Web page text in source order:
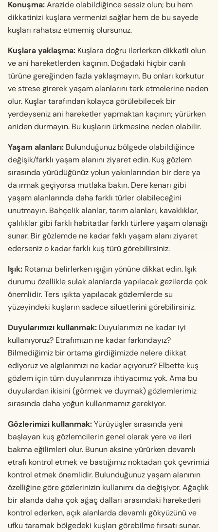
Konuşma:Arazide olabildiğince sessiz olun; bu hem
dikkatinizi kuşlara vermenizi sağlar hem de bu sayede
kuşları rahatsız etmemiş olursunuz.
Kuşlara yaklaşma: Kuşlara doğru ilerlerken dikkatli olun
ve ani hareketlerden kaçının. Doğadaki hiçbir canlı
türüne gereğinden fazla yaklaşmayın. Bu onları korkutur
ve strese girerek yaşam alanlarını terk etmelerine neden
olur. Kuşlar tarafından kolayca görülebilecek bir
yerdeyseniz ani hareketler yapmaktan kaçının; yürürken
aniden durmayın. Bu kuşların ürkmesine neden olabilir.
Yaşam alanları: Bulunduğunuz bölgede olabildiğince
değişik/farklı yaşam alanını ziyaret edin. Kuş gözlem
sırasında yürüdüğünüz yolun yakınlarından bir dere ya
da ırmak geçiyorsa mutlaka bakın. Dere kenarı gibi
yaşam alanlarında daha farklı türler olabileceğini
unutmayın. Bahçelik alanlar, tarım alanları, kavaklıklar,
çalılıklar gibi farklı habitatlar farklı türlere yaşam olanağı
sunar. Bir gözlemde ne kadar faklı yaşam alanı ziyaret
ederseniz o kadar farklı kuş türü görebilirsiniz.
Işık: Rotanızı belirlerken ışığın yönüne dikkat edin. Işık
durumu özellikle sulak alanlarda yapılacak gezilerde çok
önemlidir. Ters ışıkta yapılacak gözlemlerde su
yüzeyindeki kuşların sadece siluetlerini görebilirsiniz.
Duyularımızı kullanmak: Duyularımızı ne kadar iyi
kullanıyoruz? Etrafımızın ne kadar farkındayız?
Bilmediğimiz bir ortama girdiğimizde nelere dikkat
ediyoruz ve algılarımızı ne kadar açıyoruz? Elbette kuş
gözlem için tüm duyularımıza ihtiyacımız yok. Ama bu
duyulardan ikisini (görmek ve duymak) gözlemlerimiz
sırasında daha yoğun kullanmamız gerekiyor.
Gözlerimizi kullanmak:Yürüyüşler sırasında yeni
başlayan kuş gözlemcilerin genel olarak yere ve ileri
bakma eğilimleri olur. Bunun aksine yürürken devamlı
etrafı kontrol etmek ve bastığımız noktadan çok çevrimizi
kontrol etmek önemlidir. Bulunduğunuz yaşam alanının
özelliğine göre gözlerinizin kullanımı da değişiyor. Ağaçlık
bir alanda daha çok ağaç dalları arasındaki hareketleri
kontrol ederken, açık alanlarda devamlı gökyüzünü ve
ufku taramak bölgedeki kuşları görebilme fırsatı sunar.